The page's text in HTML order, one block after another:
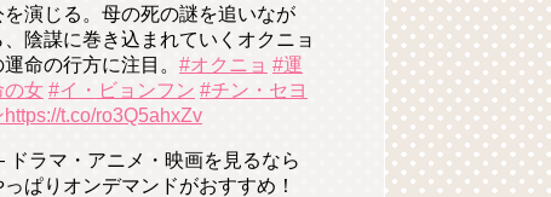
を演じる。母の死の謎を追いなが
、陰謀に巻き込まれていくオクニョ
運命の行方に注目。 #オクニョ #運
の女 #イ・ビョンフン #チン・セヨ
https://t.co/ro3Q5ahxZv
ラマ・アニメ・映画を見るなら
っぱりオンデマンドがおすすめ！